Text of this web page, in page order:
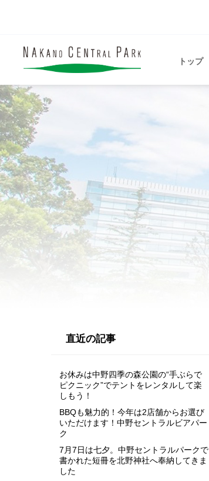
トップ
直近の記事
お休みは中野四季の森公園の“手ぶらで
ピクニック”でテントをレンタルして楽
しもう！
BBQも魅力的！今年は2店舗からお選び
いただけます！中野セントラルビアパー
ク
7月7日は七夕。中野セントラルパークで
書かれた短冊を北野神社へ奉納してきま
した